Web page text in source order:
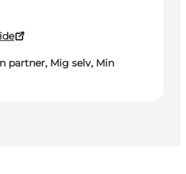
partner, Mig selv, Min